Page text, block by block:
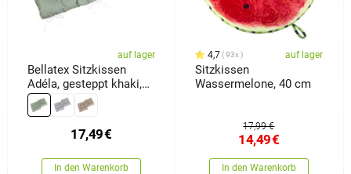
auf lager
Bellatex Sitzkissen
Adéla, gesteppt khaki,
40 x 40 cm, 2er-Set
17,49€
In den Warenkorb
4,7 93x auf lager
Sitzkissen
Wassermelone, 40 cm
17,99 €
14,49€
In den Warenkorb